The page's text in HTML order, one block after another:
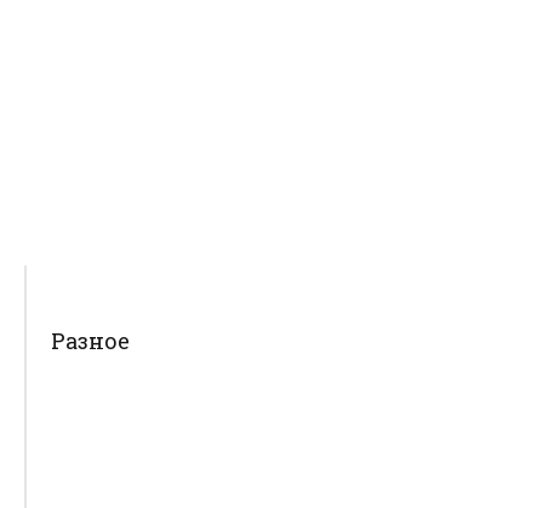
Разное